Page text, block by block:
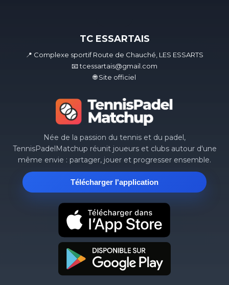
TC ESSARTAIS
📍 Complexe sportif Route de Chauché, LES ESSARTS
📧 tcessartais@gmail.com
🌐 Site officiel
Née de la passion du tennis et du padel,
TennisPadelMatchup réunit joueurs et clubs autour d'une
même envie : partager, jouer et progresser ensemble.
Télécharger l'application